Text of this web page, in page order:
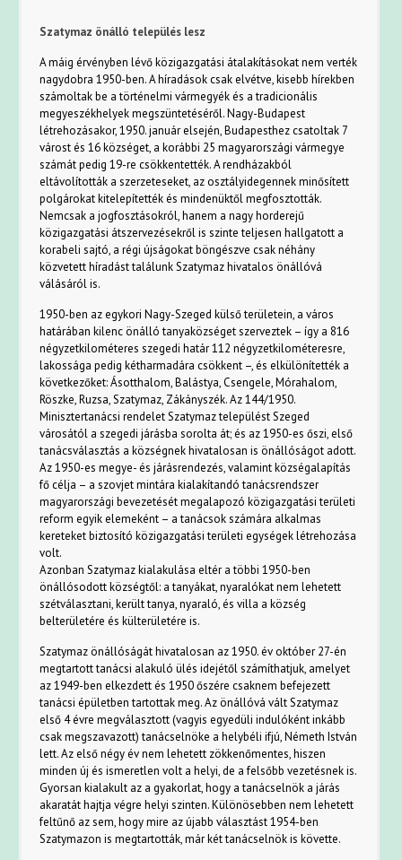
Szatymaz önálló település lesz
A máig érvényben lévő közigazgatási átalakításokat nem verték
nagydobra 1950-ben. A híradások csak elvétve, kisebb hírekben
számoltak be a történelmi vármegyék és a tradicionális
megyeszékhelyek megszüntetéséről. Nagy-Budapest
létrehozásakor, 1950. január elsején, Budapesthez csatoltak 7
várost és 16 községet, a korábbi 25 magyarországi vármegye
számát pedig 19-re csökkentették. A rendházakból
eltávolították a szerzeteseket, az osztályidegennek minősített
polgárokat kitelepítették és mindenüktől megfosztották.
Nemcsak a jogfosztásokról, hanem a nagy horderejű
közigazgatási átszervezésekről is szinte teljesen hallgatott a
korabeli sajtó, a régi újságokat böngészve csak néhány
közvetett híradást találunk Szatymaz hivatalos önállóvá
válásáról is.
1950-ben az egykori Nagy-Szeged külső területein, a város
határában kilenc önálló tanyaközséget szerveztek – így a 816
négyzetkilométeres szegedi határ 112 négyzetkilométeresre,
lakossága pedig kétharmadára csökkent –, és elkülönítették a
következőket: Ásotthalom, Balástya, Csengele, Mórahalom,
Röszke, Ruzsa, Szatymaz, Zákányszék. Az 144/1950.
Minisztertanácsi rendelet Szatymaz települést Szeged
városától a szegedi járásba sorolta át; és az 1950-es őszi, első
tanácsválasztás a községnek hivatalosan is önállóságot adott.
Az 1950-es megye- és járásrendezés, valamint községalapítás
fő célja – a szovjet mintára kialakítandó tanácsrendszer
magyarországi bevezetését megalapozó közigazgatási területi
reform egyik elemeként – a tanácsok számára alkalmas
kereteket biztosító közigazgatási területi egységek létrehozása
volt.
Azonban Szatymaz kialakulása eltér a többi 1950-ben
önállósodott községtől: a tanyákat, nyaralókat nem lehetett
szétválasztani, került tanya, nyaraló, és villa a község
belterületére és külterületére is.
Szatymaz önállóságát hivatalosan az 1950. év október 27-én
megtartott tanácsi alakuló ülés idejétől számíthatjuk, amelyet
az 1949-ben elkezdett és 1950 őszére csaknem befejezett
tanácsi épületben tartottak meg. Az önállóvá vált Szatymaz
első 4 évre megválasztott (vagyis egyedüli indulóként inkább
csak megszavazott) tanácselnöke a helybéli ifjú, Németh István
lett. Az első négy év nem lehetett zökkenőmentes, hiszen
minden új és ismeretlen volt a helyi, de a felsőbb vezetésnek is.
Gyorsan kialakult az a gyakorlat, hogy a tanácselnök a járás
akaratát hajtja végre helyi szinten. Különösebben nem lehetett
feltűnő az sem, hogy mire az újabb választást 1954-ben
Szatymazon is megtartották, már két tanácselnök is követte.